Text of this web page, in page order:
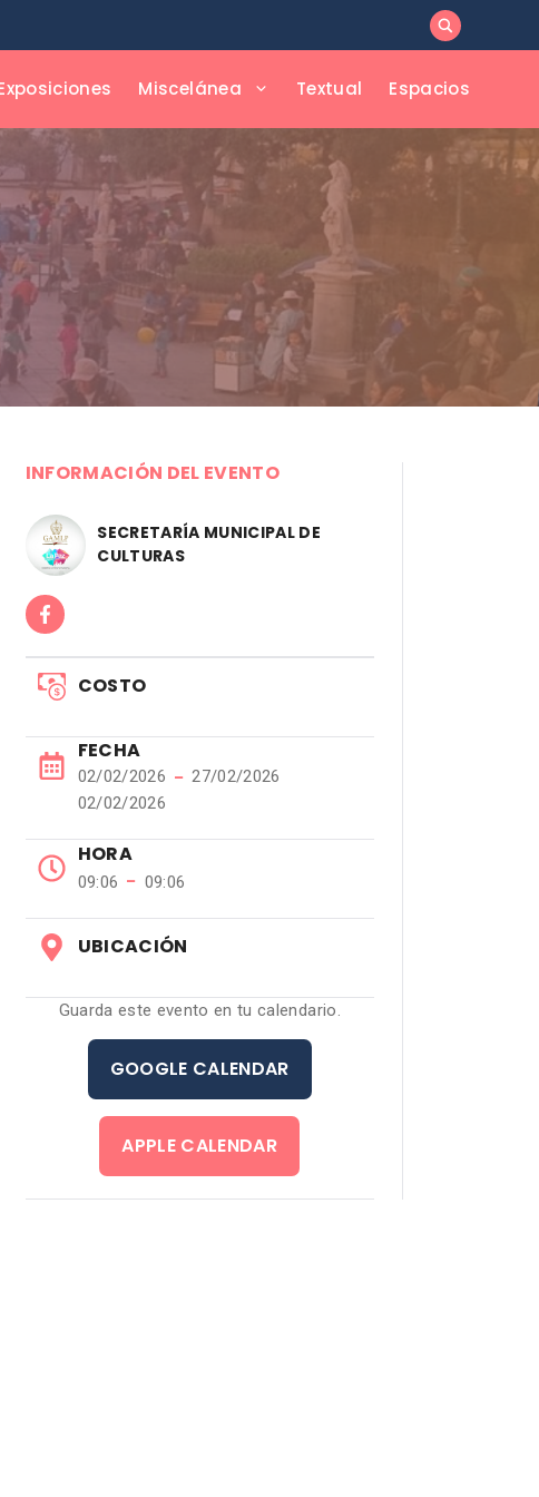
Miscelánea Textual Espacios
INFORMACIÓN DEL EVENTO
SECRETARÍA MUNICIPAL DE
CULTURAS
COSTO
FECHA
02/02/2026
02/02/2026
− 27/02/2026
HORA
09:06 − 09:06
UBICACIÓN
Guarda este evento en tu calendario.
GOOGLE CALENDAR
APPLE CALENDAR